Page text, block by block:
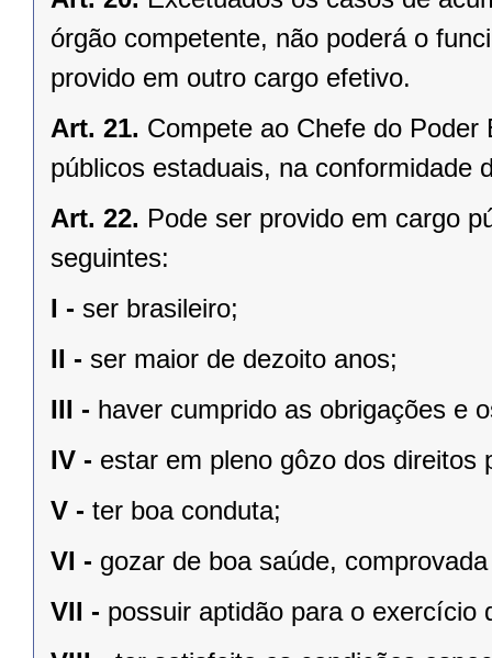
órgão competente, não poderá o
provido em outro cargo efetivo.
Art. 21. Compete ao Chefe do
públicos estaduais, na conformidade
Art. 22. Pode ser provido em cargo
seguintes:
I - ser brasileiro;
II - ser maior de dezoito anos;
III - haver cumprido as obrigações e
IV - estar em pleno gôzo dos direitos
V - ter boa conduta;
VI - gozar de boa saúde,
VII - possuir aptidão para o exercício